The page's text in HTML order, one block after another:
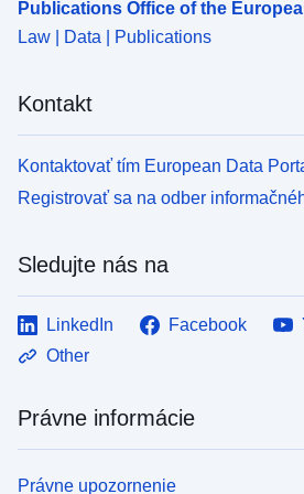
Publications Office of the
Law | Data | Publications
Kontakt
Kontaktovať tím European Data
Registrovať sa na odber
Sledujte nás na
LinkedIn Facebook
Other
Právne informácie
Právne upozornenie